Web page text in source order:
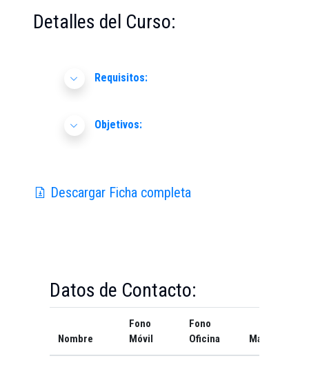
Detalles del Curso:
Requisitos:
Objetivos:
Descargar Ficha completa
Datos de Contacto:
Nombre
Fono
Móvil
Fono
Oficina
Mail